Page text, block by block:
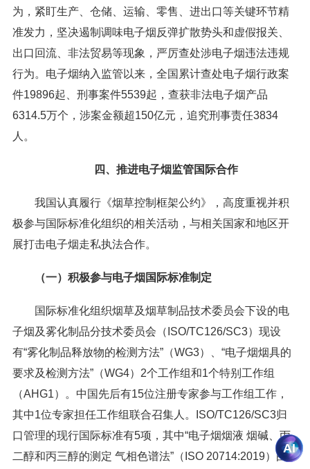
为，紧盯生产、仓储、运输、零售、进出口等关键环节精
准发力，坚决遏制调味电子烟反弹扩散势头和虚假报关、
出口回流、非法贸易等现象，严厉查处涉电子烟违法违规
行为。电子烟纳入监管以来，全国累计查处电子烟行政案
件19896起、刑事案件5539起，查获非法电子烟产品
6314.5万个，涉案金额超150亿元，追究刑事责任3834
人。
四、推进电子烟监管国际合作
我国认真履行《烟草控制框架公约》，高度重视并积
极参与国际标准化组织的相关活动，与相关国家和地区开
展打击电子烟走私执法合作。
（一）积极参与电子烟国际标准制定
国际标准化组织烟草及烟草制品技术委员会下设的电
子烟及雾化制品分技术委员会（ISO/TC126/SC3）现设
有“雾化制品释放物的检测方法”（WG3）、“电子烟烟具的
要求及检测方法”（WG4）2个工作组和1个特别工作组
（AHG1）。中国先后有15位注册专家参与工作组工作，
其中1位专家担任工作组联合召集人。ISO/TC126/SC3归
口管理的现行国际标准有5项，其中“电子烟烟液 烟碱、丙
二醇和丙三醇的测定 气相色谱法”（ISO 20714:2019）由